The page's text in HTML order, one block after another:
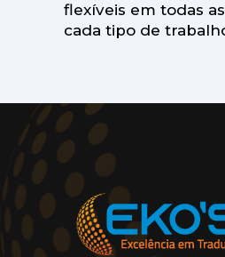
flexíveis em todas
cada tipo de